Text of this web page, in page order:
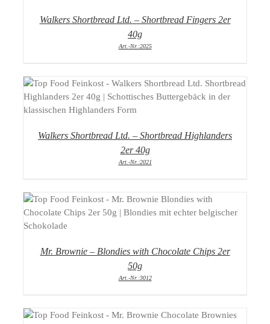
Walkers Shortbread Ltd. – Shortbread Fingers 2er
40g
Art.-Nr.:2025
DETAILS
Walkers Shortbread Ltd. – Shortbread Highlanders
2er 40g
Art.-Nr.:2021
DETAILS
Mr. Brownie – Blondies with Chocolate Chips 2er
50g
Art.-Nr.:3012